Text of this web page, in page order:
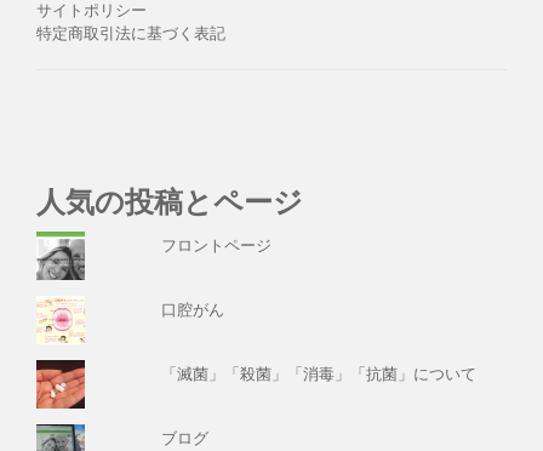
サイトポリシー
特定商取引法に基づく表記
人気の投稿とページ
フロントページ
口腔がん
「滅菌」「殺菌」「消毒」「抗菌」について
ブログ